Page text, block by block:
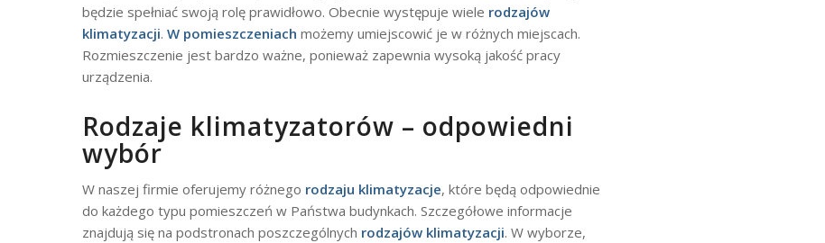
będzie spełniać swoją rolę prawidłowo. Obecnie występuje wiele rodzajów
klimatyzacji. W pomieszczeniach możemy umiejscowić je w różnych miejscach.
Rozmieszczenie jest bardzo ważne, ponieważ zapewnia wysoką jakość pracy
urządzenia.
Rodzaje klimatyzatorów – odpowiedni
wybór
W naszej firmie oferujemy różnego rodzaju klimatyzacje, które będą odpowiednie
do każdego typu pomieszczeń w Państwa budynkach. Szczegółowe informacje
znajdują się na podstronach poszczególnych rodzajów klimatyzacji. W wyborze,